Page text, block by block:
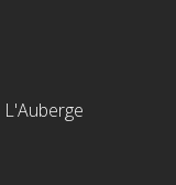
L'Auberge